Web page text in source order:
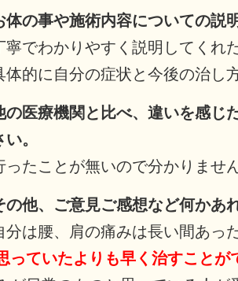
体の事や施術内容についての説
寧でわかりやすく説明してくれ
体的に自分の症状と今後の治し
の医療機関と比べ、違いを感じ
い。
ったことが無いので分かりません
の他、ご意見ご感想など何かあ
分は腰、肩の痛みは長い間あっ
っていたよりも早く治すことが